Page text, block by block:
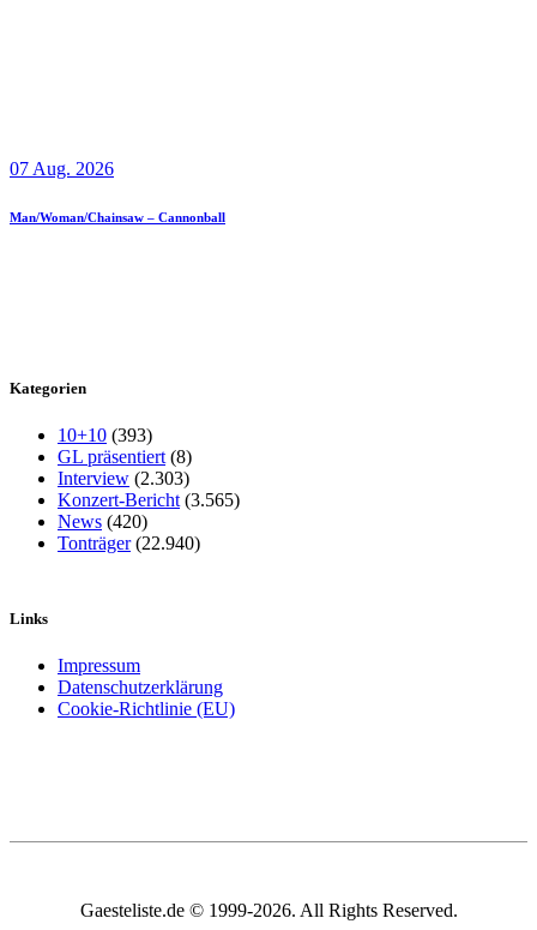
07 Aug. 2026
Man/Woman/Chainsaw – Cannonball
Kategorien
10+10 (393)
GL präsentiert (8)
Interview (2.303)
Konzert-Bericht (3.565)
News (420)
Tonträger(22.940)
Links
Impressum
Datenschutzerklärung
Cookie-Richtlinie (EU)
Gaesteliste.de © 1999-2026. All Rights Reserved.